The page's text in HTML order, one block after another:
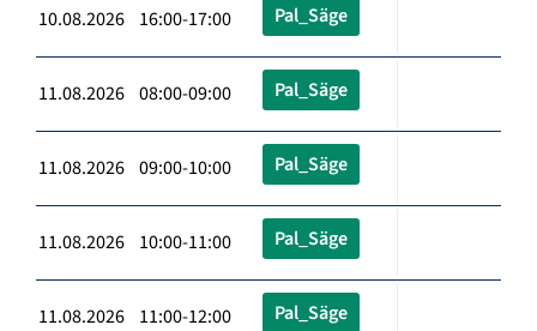
10.08.2026 16:00-17:00 Pal_Säge
11.08.2026 08:00-09:00 Pal_Säge
11.08.2026 09:00-10:00 Pal_Säge
11.08.2026 10:00-11:00 Pal_Säge
11.08.2026 11:00-12:00 Pal_Säge